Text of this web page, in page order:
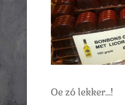
Oe zó lekker…!